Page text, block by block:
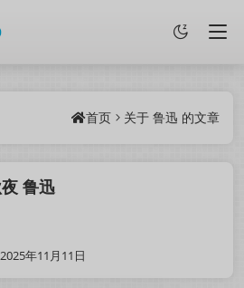
首页 关于 鲁迅 的文章
秋夜 鲁迅
2025年11月11日